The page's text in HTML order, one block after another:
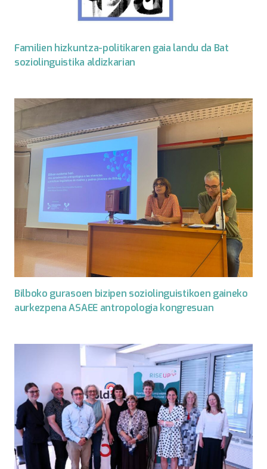
Familien hizkuntza-politikaren gaia landu da Bat
soziolinguistika aldizkarian
Bilboko gurasoen bizipen soziolinguistikoen gaineko
aurkezpena ASAEE antropologia kongresuan